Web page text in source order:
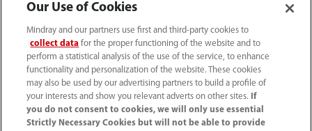
Información de contacto
Our Use of Cookies
Mindray and our partners use first and third-party cookies to
collect data for the proper functioning of the website and to
perform a statistical analysis of the use of the service, to enhance
functionality and personalization of the website. These cookies
may also be used by our advertising partners to build a profile of
your interests and show you relevant adverts on other sites.
If
you do not consent to cookies, we will only use essential
Strictly Necessary Cookies but will not be able to provide